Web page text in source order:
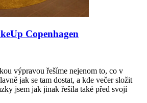
Copenhagen
výpravou řešíme nejenom to, co v
jak se tam dostat, a kde večer složit
jsem jak jinak řešila také před svojí